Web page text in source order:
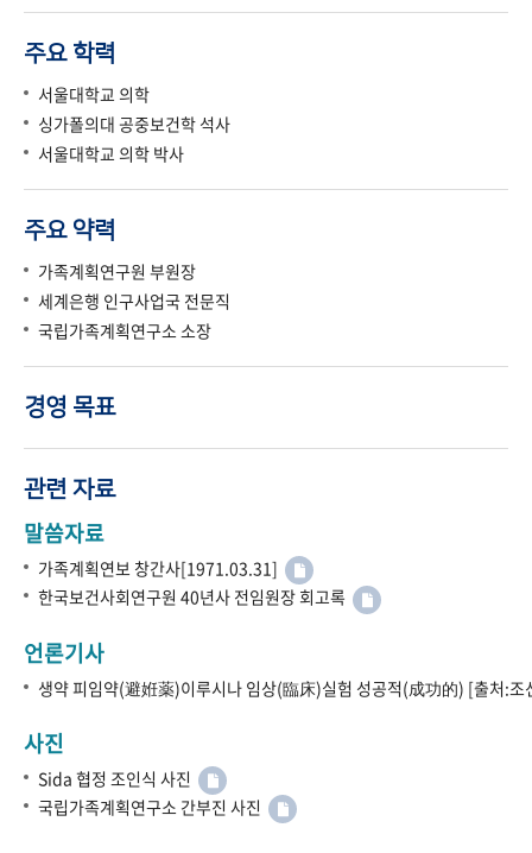
주요 학력
서울대학교 의학
싱가폴의대 공중보건학 석사
서울대학교 의학 박사
주요 약력
가족계획연구원 부원장
세계은행 인구사업국 전문직
국립가족계획연구소 소장
경영 목표
관련 자료
말씀자료
가족계획연보 창간사[1971.03.31]
한국보건사회연구원 40년사 전임원장 회고록
언론기사
생약 피임약(避姙薬)이루시나 임상(臨床)실험 성공적(成功的) [출처:
사진
Sida 협정 조인식 사진
국립가족계획연구소 간부진 사진